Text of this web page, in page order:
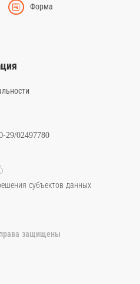
Форма
29/02497780
субъектов данных
защищены